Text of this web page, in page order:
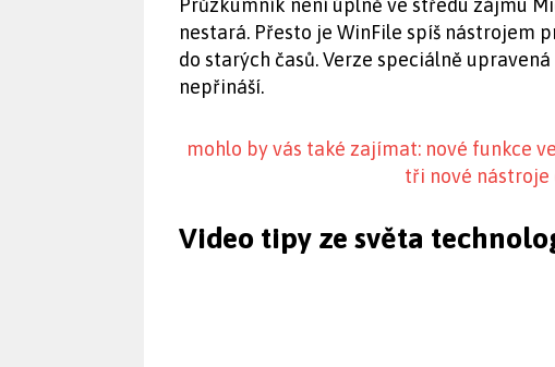
Průzkumník není úplně ve středu zájmu
nestará. Přesto je WinFile spíš nástrojem
do starých časů. Verze speciálně
nepřináší.
mohlo by vás také zajímat: nové funkce
tři nové
Video tipy ze světa